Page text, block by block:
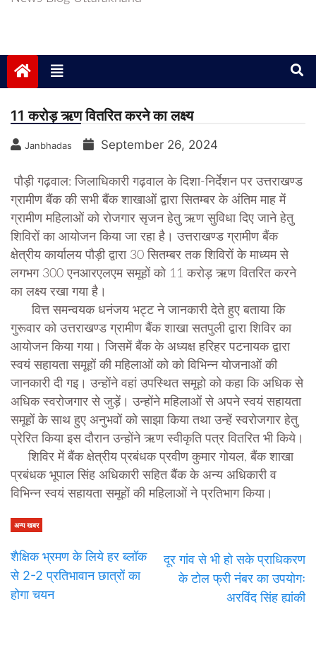
11 करोड़ ऋण वितरित करने का लक्ष्य
Janbhadas September 26, 2024
पौड़ी गढ़वाल: जिलाधिकारी गढ़वाल के दिशा-निर्देशन पर उत्तराखण्ड
ग्रामीण बैंक की सभी बैंक शाखाओं द्वारा सितम्बर के अंतिम माह में
ग्रामीण महिलाओं को रोजगार सृजन हेतु ऋण सुविधा दिए जाने हेतु
शिविरों का आयोजन किया जा रहा है। उत्तराखण्ड ग्रामीण बैंक
क्षेत्रीय कार्यालय पौड़ी द्वारा 30 सितम्बर तक शिविरों के माध्यम से
लगभग 300 एनआरएलएम समूहों को 11 करोड़ ऋण वितरित करने
का लक्ष्य रखा गया है।
वित्त समन्वयक धनंजय भट्ट ने जानकारी देते हुए बताया कि
गुरूवार को उत्तराखण्ड ग्रामीण बैंक शाखा सतपुली द्वारा शिविर का
आयोजन किया गया। जिसमें बैंक के अध्यक्ष हरिहर पटनायक द्वारा
स्वयं सहायता समूहों की महिलाओं को को विभिन्न योजनाओं की
जानकारी दी गइ। उन्होंने वहां उपस्थित समूहो को कहा कि अधिक से
अधिक स्वरोजगार से जुड़ें। उन्होंने महिलाओं से अपने स्वयं सहायता
समूहों के साथ हुए अनुभवों को साझा किया तथा उन्हें स्वरोजगार हेतु
प्रेरित किया इस दौरान उन्होंने ऋण स्वीकृति पत्र वितरित भी किये।
शिविर में बैंक क्षेत्रीय प्रबंधक प्रवीण कुमार गोयल, बैंक शाखा
प्रबंधक भूपाल सिंह अधिकारी सहित बैंक के अन्य अधिकारी व
विभिन्न स्वयं सहायता समूहों की महिलाओं ने प्रतिभाग किया।
अन्य खबर
शैक्षिक भ्रमण के लिये हर ब्लॉक
से 2-2 प्रतिभावान छात्रों का
होगा चयन
दूर गांव से भी हो सके प्राधिकरण
के टोल फ्री नंबर का उपयोगः
अरविंद सिंह ह्यांकी